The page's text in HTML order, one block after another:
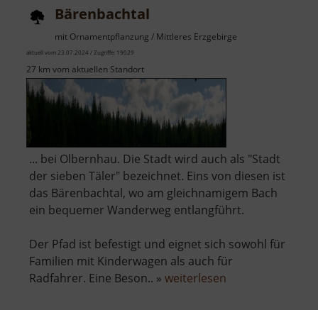
Bärenbachtal
mit Ornamentpflanzung / Mittleres Erzgebirge
aktuell vom 23.07.2024 / Zugriffe: 19029
27 km vom aktuellen Standort
... bei Olbernhau. Die Stadt wird auch als "Stadt
der sieben Täler" bezeichnet. Eins von diesen ist
das Bärenbachtal, wo am gleichnamigem Bach
ein bequemer Wanderweg entlangführt.
Der Pfad ist befestigt und eignet sich sowohl für
Familien mit Kinderwagen als auch für
Radfahrer. Eine Beson.. » weiterlesen